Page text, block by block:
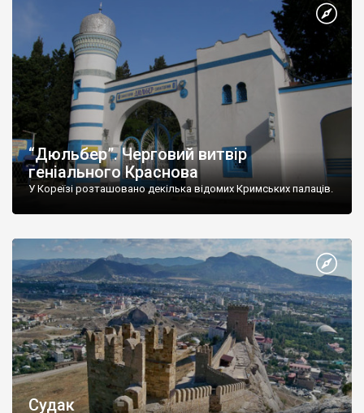
“Дюльбер”. Черговий витвір
геніального Краснова
У Кореїзі розташовано декілька відомих Кримських палаців.
Судак